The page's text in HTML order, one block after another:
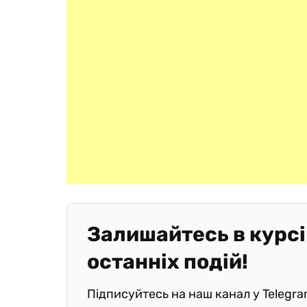
Залишайтесь в курсі
останніх подій!
Підписуйтесь на наш канал у